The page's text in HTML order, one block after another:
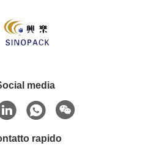
media
rapido